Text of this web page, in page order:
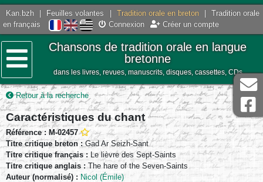
Kan.bzh Feuilles volantes Tradition orale en breton
Tradition orale
en français
Connexion Créer un compte
Menu
Chansons de tradition orale en langue
bretonne
dans les livres, revues, manuscrits, disques, cassettes, CDs
Retour à la recherche
Caractéristiques du chant
Référence : M-02457
Titre critique breton : Gad Ar Seizh-Sant
Titre critique français : Le lièvre des Sept-Saints
Titre critique anglais : The hare of the Seven-Saints
Auteur (normalisé) : Nicol (Émile)